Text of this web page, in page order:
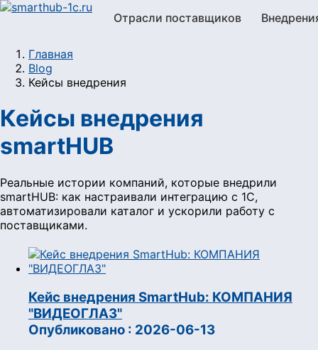
Отрасли поставщиков
Главная
Blog
Кейсы внедрения
Кейсы внедрения
smartHUB
Реальные истории компаний, которые внедрили
smartHUB: как настраивали интеграцию с 1С,
автоматизировали каталог и ускорили работу с
поставщиками.
Кейс внедрения SmartHub: КОМПАНИЯ
"ВИДЕОГЛАЗ"
Опубликовано : 2026-06-13